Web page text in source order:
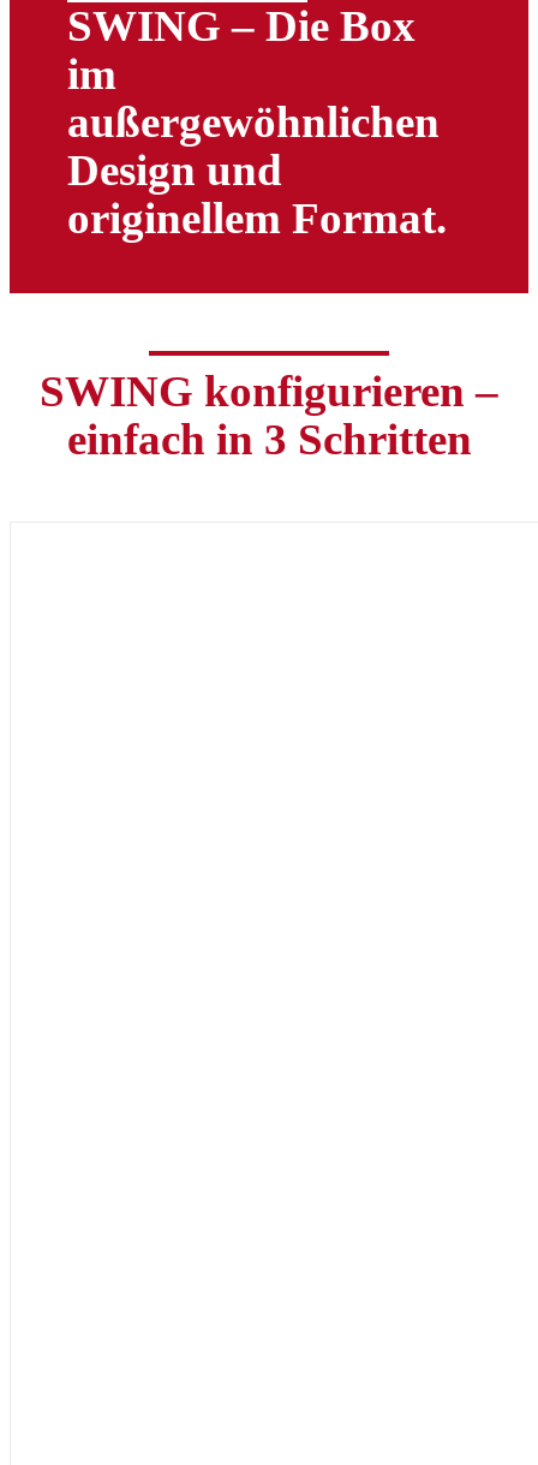
SWING – Die Box
im
außergewöhnlichen
Design und
originellem Format.
SWING konfigurieren –
einfach in 3 Schritten